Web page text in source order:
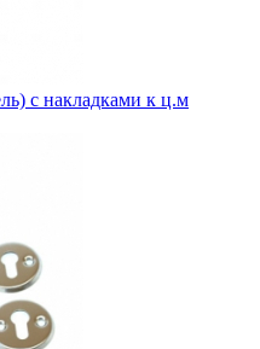
с накладками к ц.м